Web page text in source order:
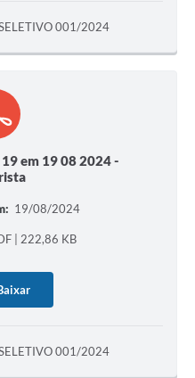
SELETIVO 001/2024
em 19 08 2024 -
19/08/2024
| 222,86 KB
SELETIVO 001/2024